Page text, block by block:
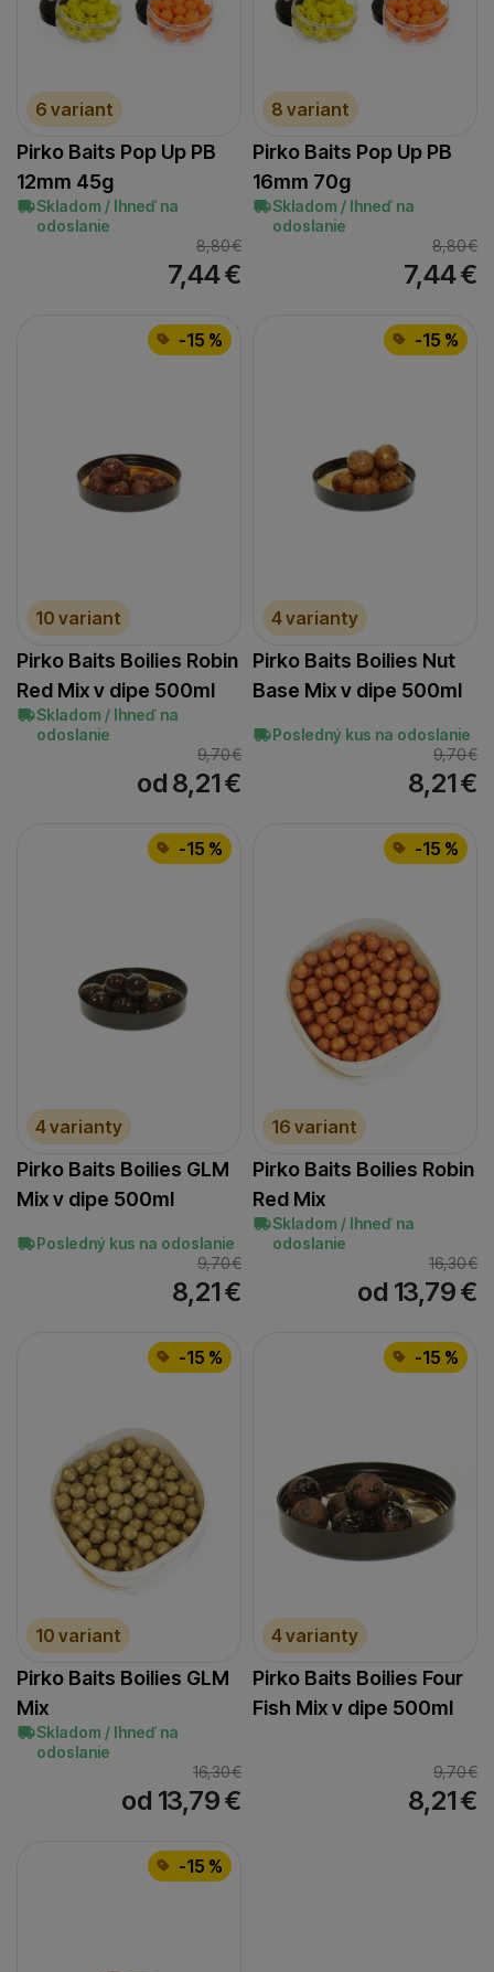
6 variant
Pirko Baits Pop Up PB
12mm 45g
Skladom / Ihneď na
odoslanie
8,80€
7,44€
8 variant
Pirko Baits Pop Up PB
16mm 70g
Skladom / Ihneď na
odoslanie
8,80€
7,44€
-15 %
10 variant
Pirko Baits Boilies Robin
Red Mix v dipe 500ml
Skladom / Ihneď na
odoslanie
9,70€
od 8,21€
-15 %
4 varianty
Pirko Baits Boilies Nut
Base Mix v dipe 500ml
Posledný kus na odoslanie
9,70€
8,21€
-15 %
4 varianty
Pirko Baits Boilies GLM
Mix v dipe 500ml
Posledný kus na odoslanie
9,70€
8,21€
-15 %
16 variant
Pirko Baits Boilies Robin
Red Mix
Skladom / Ihneď na
odoslanie
16,30€
od 13,79€
-15 %
10 variant
Pirko Baits Boilies GLM
Mix
Skladom / Ihneď na
odoslanie
16,30€
od 13,79€
-15 %
4 varianty
Pirko Baits Boilies Four
Fish Mix v dipe 500ml
9,70€
8,21€
-15 %